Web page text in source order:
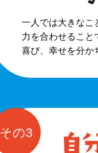
一人では大きなこ
力を合わせること
喜び、幸せを分か
その3